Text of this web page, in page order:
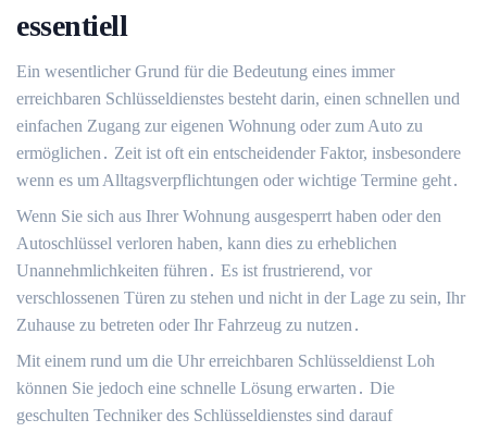
essentiell
Ein wesentlicher Grund für die Bedeutung eines immer
erreichbaren Schlüsseldienstes besteht darin, einen schnellen und
einfachen Zugang zur eigenen Wohnung oder zum Auto zu
ermöglichen․ Zeit ist oft ein entscheidender Faktor, insbesondere
wenn es um Alltagsverpflichtungen oder wichtige Termine geht․
Wenn Sie sich aus Ihrer Wohnung ausgesperrt haben oder den
Autoschlüssel verloren haben, kann dies zu erheblichen
Unannehmlichkeiten führen․ Es ist frustrierend, vor
verschlossenen Türen zu stehen und nicht in der Lage zu sein, Ihr
Zuhause zu betreten oder Ihr Fahrzeug zu nutzen․
Mit einem rund um die Uhr erreichbaren Schlüsseldienst Loh
können Sie jedoch eine schnelle Lösung erwarten․ Die
geschulten Techniker des Schlüsseldienstes sind darauf